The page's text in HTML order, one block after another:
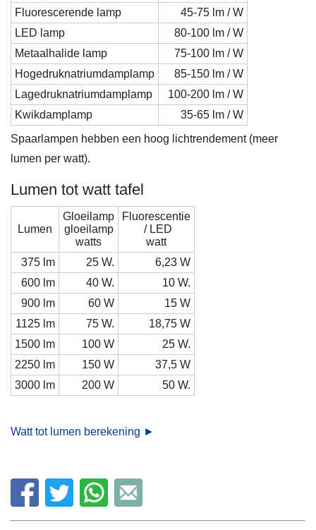
Fluorescerende lamp
45-75 lm / W
LED lamp
80-100 lm / W
Metaalhalide lamp
75-100 lm / W
Hogedruknatriumdamplamp
85-150 lm / W
Lagedruknatriumdamplamp
100-200 lm / W
Kwikdamplamp
35-65 lm / W
Spaarlampen hebben een hoog lichtrendement (meer
lumen per watt).
Lumen tot watt tafel
Lumen
Gloeilamp
gloeilamp
watts
Fluorescentie
/ LED
watt
375 lm
25 W.
6,23 W
600 lm
40 W.
10 W.
900 lm
60 W
15 W
1125 lm
75 W.
18,75 W
1500 lm
100 W
25 W.
2250 lm
150 W
37,5 W
3000 lm
200 W 50 W.
Watt tot lumen berekening ►